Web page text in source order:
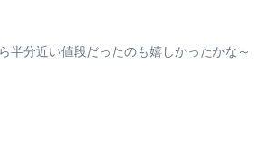
半分近い値段だったのも嬉しかったかな～